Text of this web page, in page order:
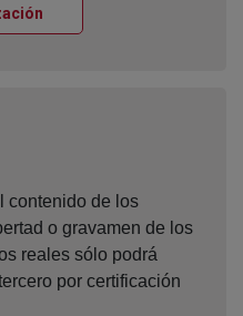
contenido de los
o gravamen de los
reales sólo podrá
por certificación